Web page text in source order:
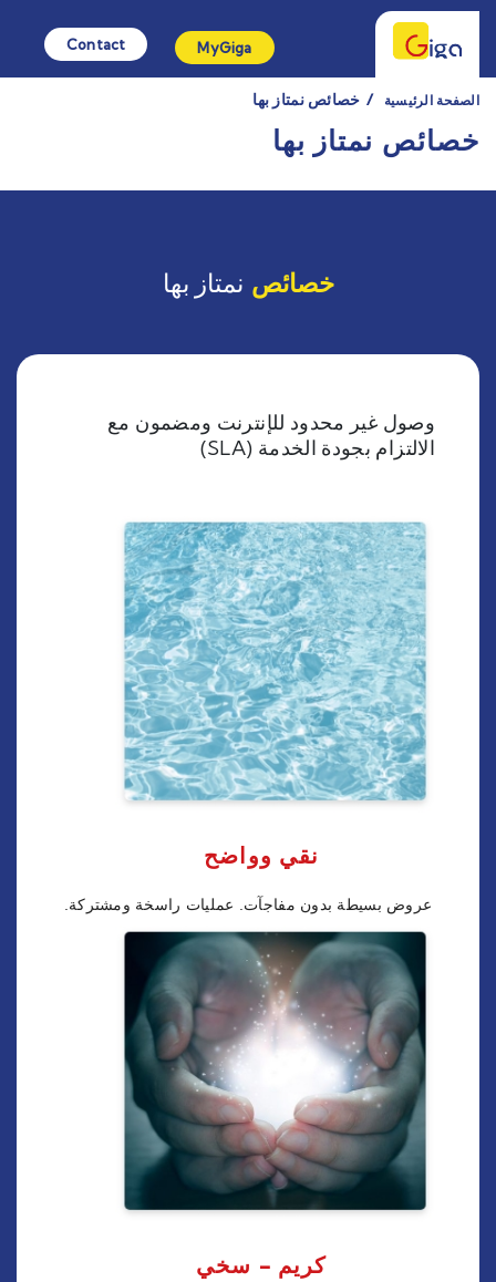
MyGiga
Contact
الصفحة الرئيسية خصائص نمتاز بها
خصائص نمتاز بها
خصائص نمتاز بها
وصول غير محدود للإنترنت ومضمون مع
الالتزام بجودة الخدمة (SLA)
نقي وواضح
عروض بسيطة بدون مفاجآت. عمليات راسخة ومشتركة.
كريم - سخي